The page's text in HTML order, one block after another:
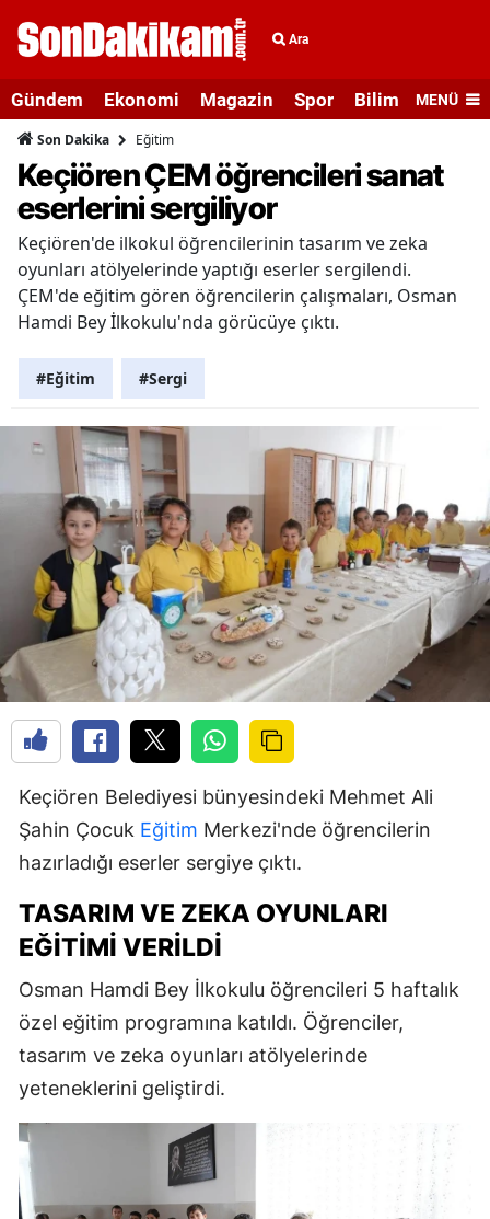
Ara
Gündem Ekonomi Magazin Spor Bilim veMENÜ
Son Dakika Eğitim
Keçiören ÇEM öğrencileri sanat
eserlerini sergiliyor
Keçiören'de ilkokul öğrencilerinin tasarım ve zeka
oyunları atölyelerinde yaptığı eserler sergilendi.
ÇEM'de eğitim gören öğrencilerin çalışmaları, Osman
Hamdi Bey İlkokulu'nda görücüye çıktı.
#Eğitim #Sergi
Keçiören Belediyesi bünyesindeki Mehmet Ali
Şahin Çocuk Eğitim Merkezi'nde öğrencilerin
hazırladığı eserler sergiye çıktı.
TASARIM VE ZEKA OYUNLARI
EĞITIMI VERILDI
Osman Hamdi Bey İlkokulu öğrencileri 5 haftalık
özel eğitim programına katıldı. Öğrenciler,
tasarım ve zeka oyunları atölyelerinde
yeteneklerini geliştirdi.